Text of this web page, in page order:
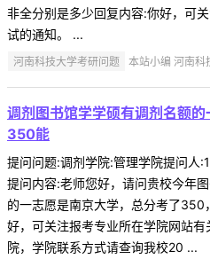
非全分别是多少回复内容:你好，可
试的通知。 ...
河南科技大学考研问题 本站小编 河南
调剂图书馆学学硕有调剂名额
350能
提问问题:调剂学院:管理学院提问
提问内容:老师您好，请问贵校今年
的一志愿是南京大学，总分考了350
好，可关注报考专业所在学院网站
院，学院联系方式请查询我校20 ...